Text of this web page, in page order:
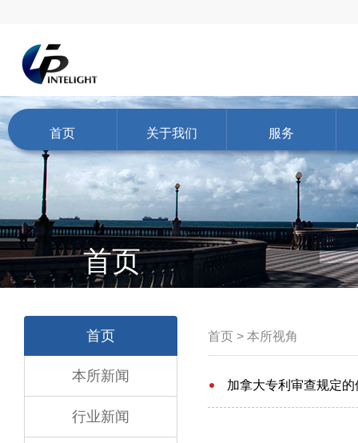
首页 关于我们 服务
首页
首页
本所新闻
行业新闻
首页 > 本所视角
加拿大专利审查规定的